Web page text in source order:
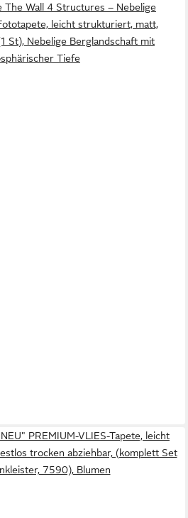
The Wall 4 Structures – Nebelige
leicht strukturiert, matt,
St), Nebelige Berglandschaft mit
Tiefe
PREMIUM-VLIES-Tapete, leicht
trocken abziehbar, (komplett Set
7590), Blumen